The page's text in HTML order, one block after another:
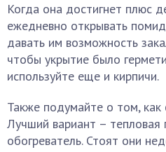
Когда она достигнет плюс
ежедневно открывать
давать им возможность
чтобы укрытие было
используйте еще и кирпичи.
Также подумайте о том, как
Лучший вариант – тепловая
обогреватель. Стоят они